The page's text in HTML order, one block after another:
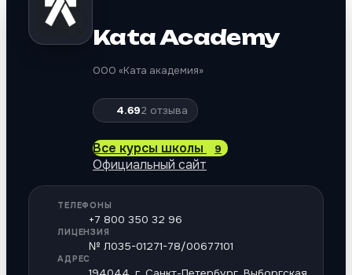
Kata Academy
ООО «Ката академия»
4.692 отзыва
Все курсы школы 9
Официальный сайт
ТЕЛЕФОНЫ
+7 800 350 32 96
ЛИЦЕНЗИЯ
№ Л035-01271-78/00677101
АДРЕС